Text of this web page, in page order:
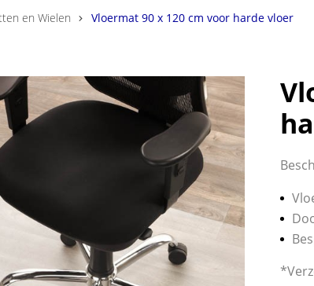
en Wielen Vloermat 90 x 120 cm voor harde vloer